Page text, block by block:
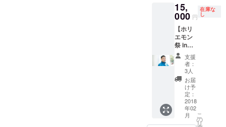
ラウド
ファウ
ンディ
ング成
功の秘
訣の動
画をお
届けし
ます。
（30分
程度の
内容に
なりま
す）
15,
000 円
在庫な
し
【ホリ
エモン
祭 in
Cebu実
行委員
長「山
口薫」
が写真
を撮り
に行き
ます】
ホリエ
支援
者：
3人
お届
け予
定：
2018
年02
月
こ
の
リ